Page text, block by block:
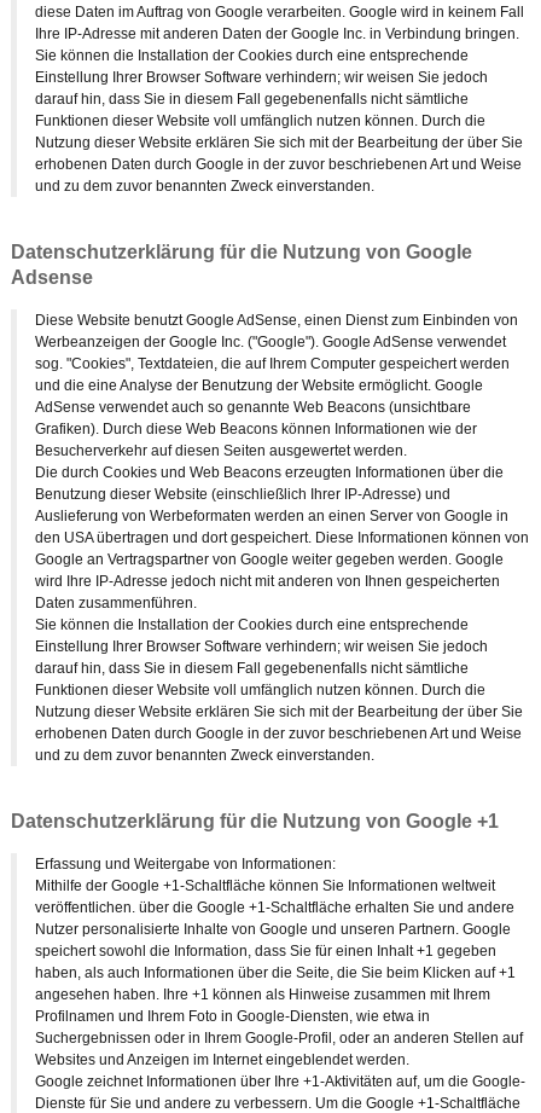
diese Daten im Auftrag von Google verarbeiten. Google wird in keinem Fall
Ihre IP-Adresse mit anderen Daten der Google Inc. in Verbindung bringen.
Sie können die Installation der Cookies durch eine entsprechende
Einstellung Ihrer Browser Software verhindern; wir weisen Sie jedoch
darauf hin, dass Sie in diesem Fall gegebenenfalls nicht sämtliche
Funktionen dieser Website voll umfänglich nutzen können. Durch die
Nutzung dieser Website erklären Sie sich mit der Bearbeitung der über Sie
erhobenen Daten durch Google in der zuvor beschriebenen Art und Weise
und zu dem zuvor benannten Zweck einverstanden.
Datenschutzerklärung für die Nutzung von Google
Adsense
Diese Website benutzt Google AdSense, einen Dienst zum Einbinden von
Werbeanzeigen der Google Inc. ("Google"). Google AdSense verwendet
sog. "Cookies", Textdateien, die auf Ihrem Computer gespeichert werden
und die eine Analyse der Benutzung der Website ermöglicht. Google
AdSense verwendet auch so genannte Web Beacons (unsichtbare
Grafiken). Durch diese Web Beacons können Informationen wie der
Besucherverkehr auf diesen Seiten ausgewertet werden.
Die durch Cookies und Web Beacons erzeugten Informationen über die
Benutzung dieser Website (einschließlich Ihrer IP-Adresse) und
Auslieferung von Werbeformaten werden an einen Server von Google in
den USA übertragen und dort gespeichert. Diese Informationen können von
Google an Vertragspartner von Google weiter gegeben werden. Google
wird Ihre IP-Adresse jedoch nicht mit anderen von Ihnen gespeicherten
Daten zusammenführen.
Sie können die Installation der Cookies durch eine entsprechende
Einstellung Ihrer Browser Software verhindern; wir weisen Sie jedoch
darauf hin, dass Sie in diesem Fall gegebenenfalls nicht sämtliche
Funktionen dieser Website voll umfänglich nutzen können. Durch die
Nutzung dieser Website erklären Sie sich mit der Bearbeitung der über Sie
erhobenen Daten durch Google in der zuvor beschriebenen Art und Weise
und zu dem zuvor benannten Zweck einverstanden.
Datenschutzerklärung für die Nutzung von Google +1
Erfassung und Weitergabe von Informationen:
Mithilfe der Google +1-Schaltfläche können Sie Informationen weltweit
veröffentlichen. über die Google +1-Schaltfläche erhalten Sie und andere
Nutzer personalisierte Inhalte von Google und unseren Partnern. Google
speichert sowohl die Information, dass Sie für einen Inhalt +1 gegeben
haben, als auch Informationen über die Seite, die Sie beim Klicken auf +1
angesehen haben. Ihre +1 können als Hinweise zusammen mit Ihrem
Profilnamen und Ihrem Foto in Google-Diensten, wie etwa in
Suchergebnissen oder in Ihrem Google-Profil, oder an anderen Stellen auf
Websites und Anzeigen im Internet eingeblendet werden.
Google zeichnet Informationen über Ihre +1-Aktivitäten auf, um die Google-
Dienste für Sie und andere zu verbessern. Um die Google +1-Schaltfläche